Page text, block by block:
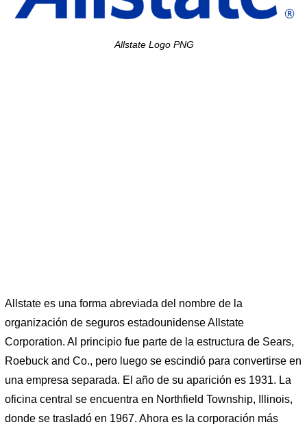
Allstate Logo PNG
Allstate es una forma abreviada del nombre de la
organización de seguros estadounidense Allstate
Corporation. Al principio fue parte de la estructura de Sears,
Roebuck and Co., pero luego se escindió para convertirse en
una empresa separada. El año de su aparición es 1931. La
oficina central se encuentra en Northfield Township, Illinois,
donde se trasladó en 1967. Ahora es la corporación más